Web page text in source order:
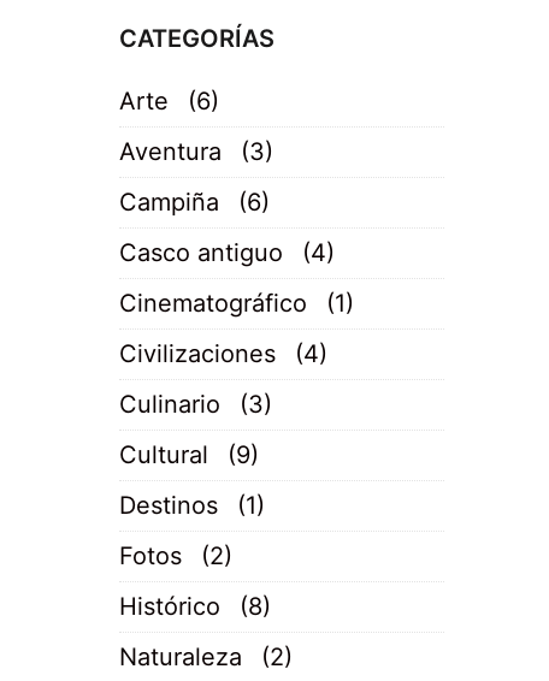
CATEGORÍAS
Arte
(6)
Aventura
(3)
Campiña
(6)
Casco antiguo
(4)
Cinematográfico
(1)
Civilizaciones
(4)
Culinario
(3)
Cultural
(9)
Destinos
(1)
Fotos
(2)
Histórico
(8)
Naturaleza
(2)